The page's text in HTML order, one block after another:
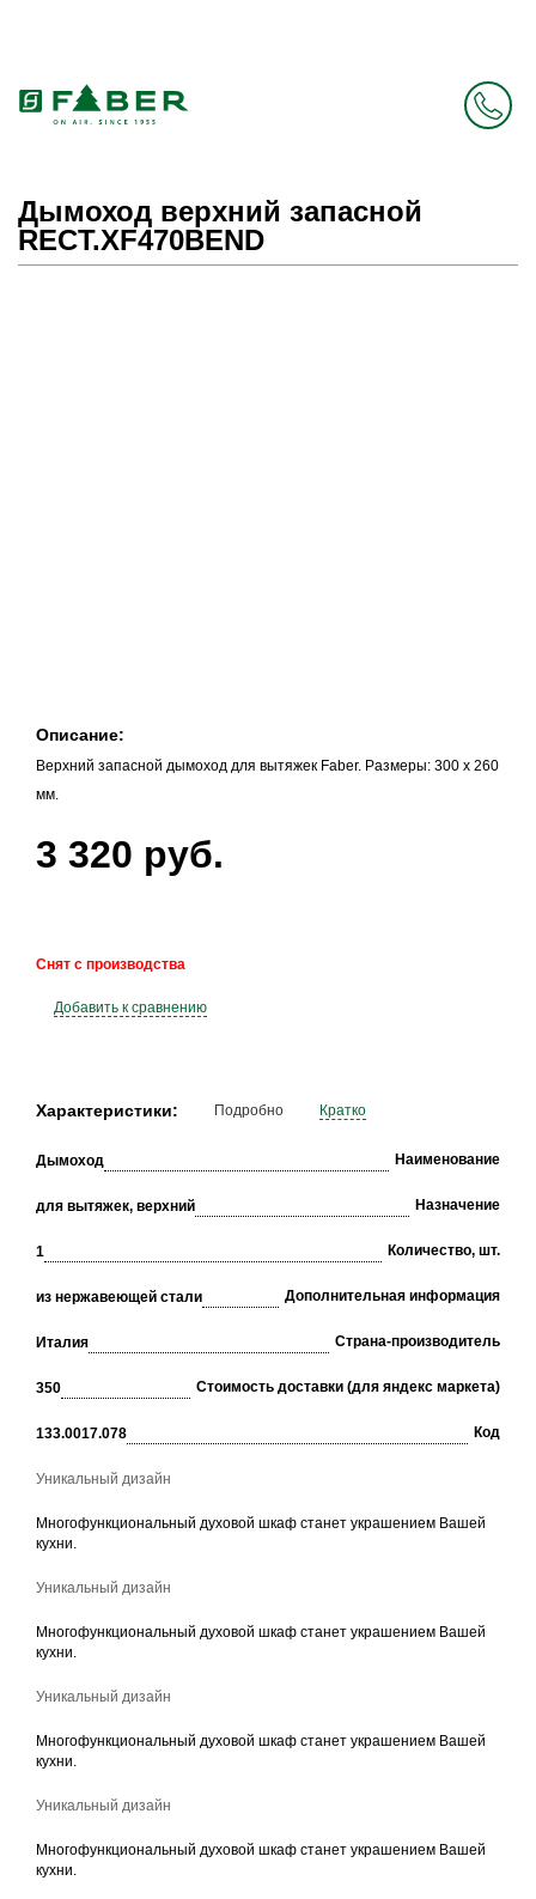
Дымоход верхний запасной
RECT.XF470BEND
Описание:
Верхний запасной дымоход для вытяжек Faber. Размеры: 300 x 260
мм.
3 320 руб.
Снят с производства
Добавить к сравнению
Характеристики: Подробно Кратко
Дымоход Наименование
для вытяжек, верхний Назначение
1 Количество, шт.
из нержавеющей стали Дополнительная информация
Италия Страна-производитель
350 Стоимость доставки (для яндекс маркета)
133.0017.078 Код
Уникальный дизайн
Многофункциональный духовой шкаф станет украшением Вашей
кухни.
Уникальный дизайн
Многофункциональный духовой шкаф станет украшением Вашей
кухни.
Уникальный дизайн
Многофункциональный духовой шкаф станет украшением Вашей
кухни.
Уникальный дизайн
Многофункциональный духовой шкаф станет украшением Вашей
кухни.